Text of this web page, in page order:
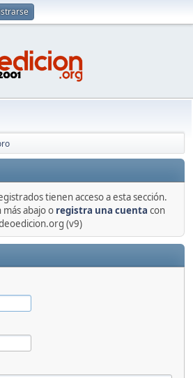
tienen acceso a esta sección.
abajo o registra una cuenta con
(v9)